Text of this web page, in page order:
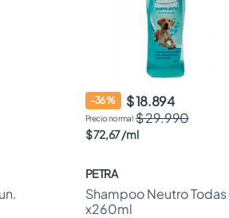
-36%
$ 18.894
$ 29.990
$72,67/ml
PETRA
Shampoo Neutro Todas
x260ml